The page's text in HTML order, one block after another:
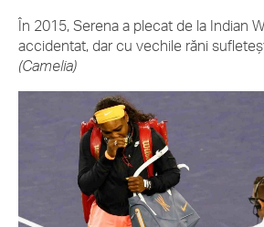
În 2015, Serena a plecat de la Indian
accidentat, dar cu vechile răni
(Camelia)